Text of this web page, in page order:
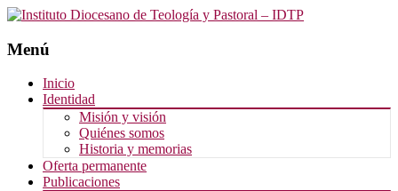
Menú
Saltar
contenido
Inicio
Identidad
Misión y visión
Quiénes somos
Historia y memorias
Oferta permanente
Publicaciones